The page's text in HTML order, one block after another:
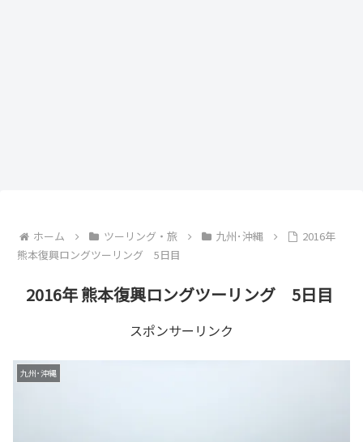
ホーム ツーリング・旅 九州･沖縄
2016年
熊本復興ロングツーリング 5日目
2016年 熊本復興ロングツーリング 5日目
スポンサーリンク
九州･沖縄